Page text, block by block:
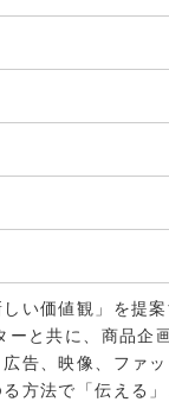
い価値観」を提
ーと共に、商品企
告、映像、ファ
方法で「伝える